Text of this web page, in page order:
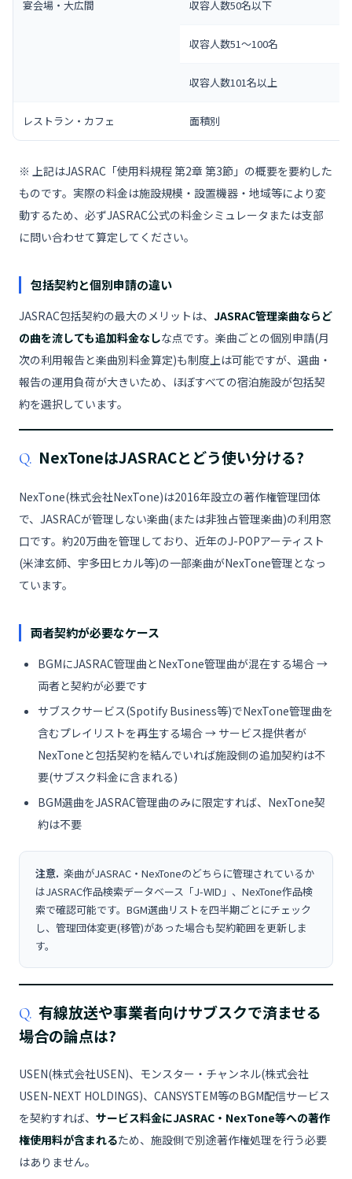
宴会場・大広間 収容人数50名以下
収容人数51〜100名
収容人数101名以上
レストラン・カフェ 面積別
※ 上記はJASRAC「使用料規程 第2章 第3節」の概要を要約した
ものです。実際の料金は施設規模・設置機器・地域等により変
動するため、必ずJASRAC公式の料金シミュレータまたは支部
に問い合わせて算定してください。
包括契約と個別申請の違い
JASRAC包括契約の最大のメリットは、 JASRAC管理楽曲ならど
の曲を流しても追加料金なしな点です。楽曲ごとの個別申請(月
次の利用報告と楽曲別料金算定)も制度上は可能ですが、選曲・
報告の運用負荷が大きいため、ほぼすべての宿泊施設が包括契
約を選択しています。
Q. NexToneはJASRACとどう使い分ける?
NexTone(株式会社NexTone)は2016年設立の著作権管理団体
で、JASRACが管理しない楽曲(または非独占管理楽曲)の利用窓
口です。約20万曲を管理しており、近年のJ-POPアーティスト
(米津玄師、宇多田ヒカル等)の一部楽曲がNexTone管理となっ
ています。
両者契約が必要なケース
BGMにJASRAC管理曲とNexTone管理曲が混在する場合 →
両者と契約が必要です
サブスクサービス(Spotify Business等)でNexTone管理曲を
含むプレイリストを再生する場合 → サービス提供者が
NexToneと包括契約を結んでいれば施設側の追加契約は不
要(サブスク料金に含まれる)
BGM選曲をJASRAC管理曲のみに限定すれば、NexTone契
約は不要
注意. 楽曲がJASRAC・NexToneのどちらに管理されているか
はJASRAC作品検索データベース「J-WID」、NexTone作品検
索で確認可能です。BGM選曲リストを四半期ごとにチェック
し、管理団体変更(移管)があった場合も契約範囲を更新しま
す。
Q. 有線放送や事業者向けサブスクで済ませる
場合の論点は?
USEN(株式会社USEN)、モンスター・チャンネル(株式会社
USEN-NEXT HOLDINGS)、CANSYSTEM等のBGM配信サービス
を契約すれば、 サービス料金にJASRAC・NexTone等への著作
権使用料が含まれるため、施設側で別途著作権処理を行う必要
はありません。